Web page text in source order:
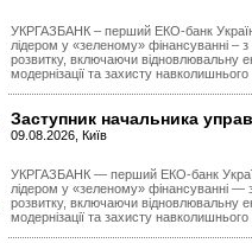
УКРГАЗБАНК – перший ЕКО-банк
лідером у «зеленому» фінансуванні –
розвитку, включаючи відновлювальну
модернізації та захисту
Заступник начальника
09.08.2026, Київ
УКРГАЗБАНК — перший ЕКО-банк
лідером у «зеленому» фінансуванні —
розвитку, включаючи відновлювальну
модернізації та захисту